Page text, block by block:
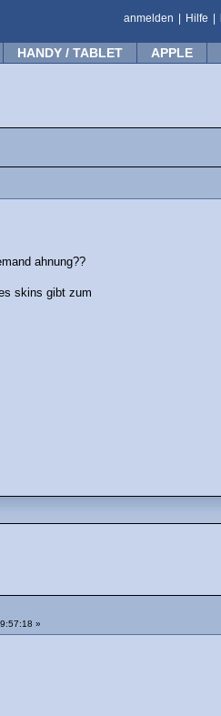
anmelden Hilfe
HANDY / TABLET APPLE
ahnung??
skins gibt zum
»